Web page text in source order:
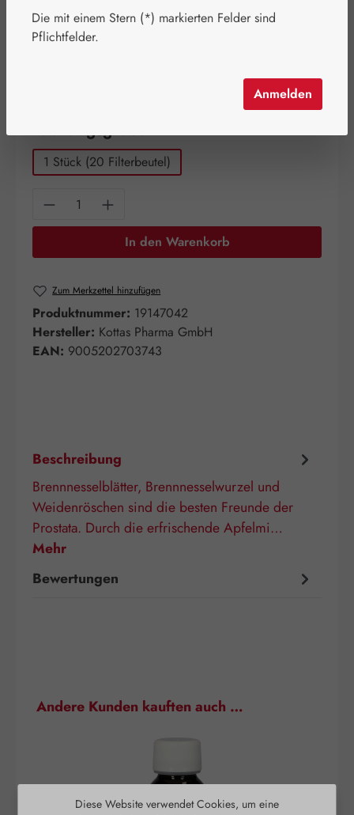
Inhalt: 0.024 Kilogramm (279,17 € / 1 Kilogramm)
Preise inkl. MwSt. zzgl. Versandkosten
Packungsgrößenauswählen
1 Stück (20 Filterbeutel)
Produkt Anzahl: Gib den gewünschten
In den Warenkorb
Zum Merkzettel hinzufügen
Produktnummer: 19147042
Hersteller: Kottas Pharma GmbH
EAN: 9005202703743
Beschreibung
Brennnesselblätter, Brennnesselwurzel und
Weidenröschen sind die besten Freunde der
Prostata. Durch die erfrischende Apfelmi…
Mehr
Bewertungen
Produktgalerie überspringen
Andere Kunden kauften auch …
Diese Website verwendet Cookies, um eine
Die mit einem Stern (*) markierten Felder sind
Pflichtfelder.
Anmelden